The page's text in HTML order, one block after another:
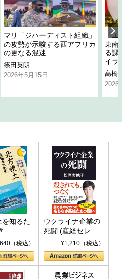
マリ「ジハーディスト組織」
の攻勢が示唆する西アフリカ
の更なる混迷
篠田英朗
2026年5月15日
「
東南
る課
イラ
高橋
2026
知るた
（税込）
ウクライナ企業の
死闘 (産経セレク
ト S 039)¥1,210（税込）